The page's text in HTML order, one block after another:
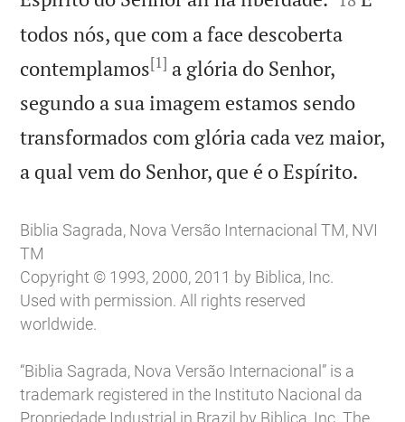
todos nós, que com a face descoberta
contemplamos[1] a glória do Senhor,
segundo a sua imagem estamos sendo
transformados com glória cada vez maior,
a qual vem do Senhor, que é o Espírito.
Biblia Sagrada, Nova Versão Internacional TM, NVI
TM
Copyright © 1993, 2000, 2011 by Biblica, Inc.
Used with permission. All rights reserved
worldwide.
“Biblia Sagrada, Nova Versão Internacional” is a
trademark registered in the Instituto Nacional da